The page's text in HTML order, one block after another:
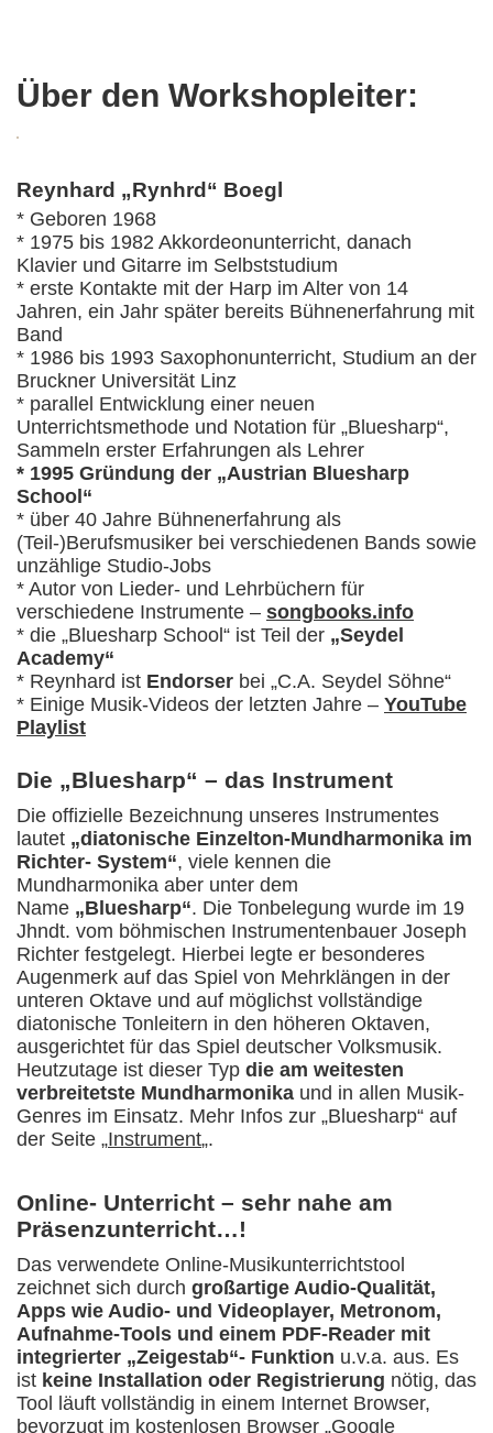
Über den Workshopleiter:
Reynhard „Rynhrd“ Boegl
* Geboren 1968
* 1975 bis 1982 Akkordeonunterricht, danach
Klavier und Gitarre im Selbststudium
* erste Kontakte mit der Harp im Alter von 14
Jahren, ein Jahr später bereits Bühnenerfahrung mit
Band
* 1986 bis 1993 Saxophonunterricht, Studium an der
Bruckner Universität Linz
* parallel Entwicklung einer neuen
Unterrichtsmethode und Notation für „Bluesharp“,
Sammeln erster Erfahrungen als Lehrer
* 1995 Gründung der „Austrian Bluesharp
School“
* über 40 Jahre Bühnenerfahrung als
(Teil-)Berufsmusiker bei verschiedenen Bands sowie
unzählige Studio-Jobs
* Autor von Lieder- und Lehrbüchern für
verschiedene Instrumente – songbooks.info
* die „Bluesharp School“ ist Teil der „Seydel
Academy“
* Reynhard ist Endorser bei „C.A. Seydel Söhne“
* Einige Musik-Videos der letzten Jahre – YouTube
Playlist
Die „Bluesharp“ – das Instrument
Die offizielle Bezeichnung unseres Instrumentes
lautet „diatonische Einzelton-Mundharmonika im
Richter- System“, viele kennen die
Mundharmonika aber unter dem
Name „Bluesharp“. Die Tonbelegung wurde im 19
Jhndt. vom böhmischen Instrumentenbauer Joseph
Richter festgelegt. Hierbei legte er besonderes
Augenmerk auf das Spiel von Mehrklängen in der
unteren Oktave und auf möglichst vollständige
diatonische Tonleitern in den höheren Oktaven,
ausgerichtet für das Spiel deutscher Volksmusik.
Heutzutage ist dieser Typ die am weitesten
verbreitetste Mundharmonika und in allen Musik-
Genres im Einsatz. Mehr Infos zur „Bluesharp“ auf
der Seite „Instrument„.
Online- Unterricht – sehr nahe am
Präsenzunterricht…!
Das verwendete Online-Musikunterrichtstool
zeichnet sich durch großartige Audio-Qualität,
Apps wie Audio- und Videoplayer, Metronom,
Aufnahme-Tools und einem PDF-Reader mit
integrierter „Zeigestab“- Funktion u.v.a. aus. Es
ist keine Installation oder Registrierung nötig, das
Tool läuft vollständig in einem Internet Browser,
bevorzugt im kostenlosen Browser „Google